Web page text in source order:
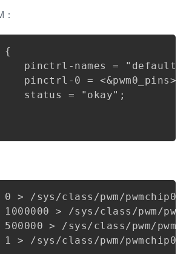
{
pinctrl-names = "default";
pinctrl-0 = <&pwm0_pins>,
status = "okay";
0 > /sys/class/pwm/pwmchip0/
1000000 > /sys/class/pwm/
500000 > /sys/class/pwm/
1 > /sys/class/pwm/pwmchip0/
Copy